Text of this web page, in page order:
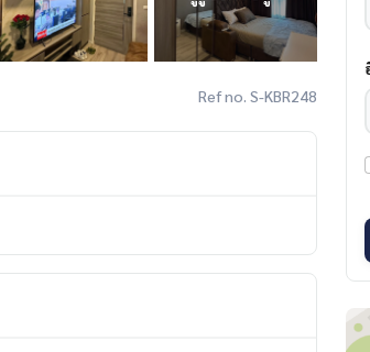
Ref no. S-KBR248